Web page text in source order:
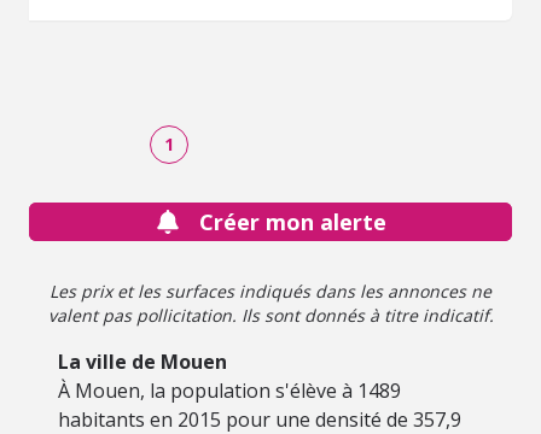
1
Créer mon alerte
Les prix et les surfaces indiqués dans les annonces ne
valent pas pollicitation. Ils sont donnés à titre indicatif.
La ville de Mouen
À Mouen, la population s'élève à 1489
habitants en 2015 pour une densité de 357,9